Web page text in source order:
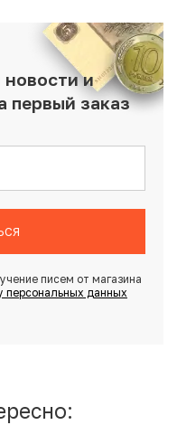
и
первый заказ
писем от магазина
персональных данных